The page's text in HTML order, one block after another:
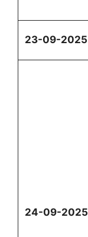
23-09-2025
24-09-2025